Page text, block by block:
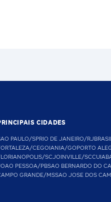
CIDADES
PAULO/SPRIO DE JANEIRO/RJ
CEGOIANIA/GOPORTO
SCJOINVILLE/SC
PESSOA/PBSAO BERNARDO DO
GRANDE/MSSAO JOSE DOS